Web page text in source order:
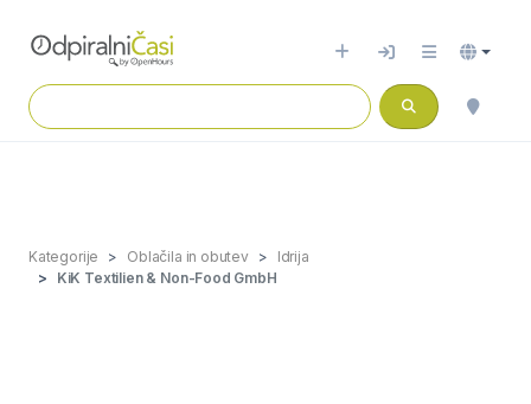
Kategorije Oblačila in obutev
Idrija
KiK Textilien & Non-Food GmbH